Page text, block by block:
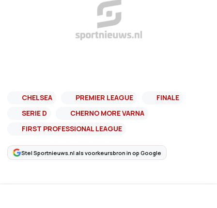
CHELSEA PREMIER LEAGUE
FINALE
SERIE D
CHERNO MORE VARNA
FIRST PROFESSIONAL LEAGUE
Stel Sportnieuws.nl als voorkeursbron in op Google